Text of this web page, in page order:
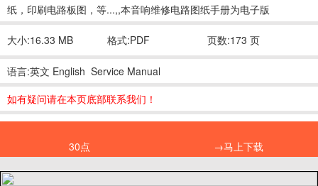
纸，印刷电路板图，等...,,本音响维修电路图纸手册为电子版
大小:16.33 MB 格式:PDF 页数:173 页
语言:英文 English Service Manual
如有疑问请在本页底部联系我们！
30点 →马上下载